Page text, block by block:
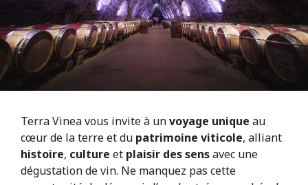
Terra Vinea vous invite à unvoyage unique au
cœur de la terre et du patrimoine viticole, alliant
histoire, culture et plaisir des sensavec une
dégustation de vin. Ne manquez pas cette